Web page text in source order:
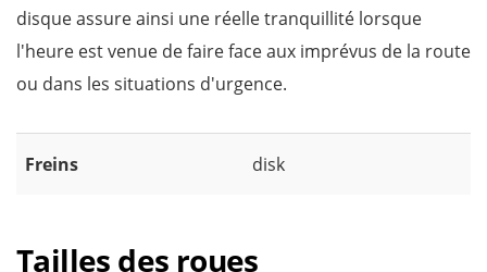
disque assure ainsi une réelle tranquillité lorsque
l'heure est venue de faire face aux imprévus de la route
ou dans les situations d'urgence.
Freins disk
Tailles des roues